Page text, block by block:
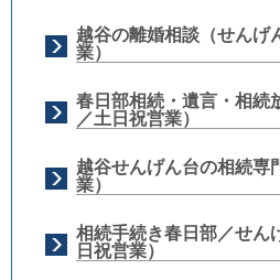
越谷の離婚相談（せんげ
業）
春日部相続・遺言・相続
／土日祝営業）
越谷せんげん台の相続専
業）
相続手続き春日部／せん
日祝営業）